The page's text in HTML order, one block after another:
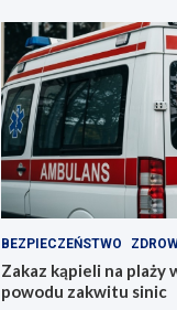
BEZPIECZEŃSTWO
Zakaz kąpieli na plaży
powodu zakwitu sinic